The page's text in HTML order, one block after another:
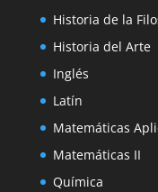
Historia de la
Historia del Arte
Inglés
Latín
Matemáticas
Matemáticas II
Química